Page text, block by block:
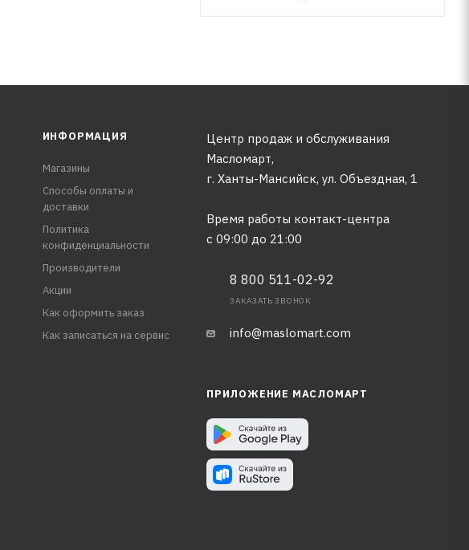
ИНФОРМАЦИЯ
Магазины
Способы оплаты и
доставки
Политика
конфиденциальности
Производители
Акции
Как оформить заказ
Как записаться на сервис
Центр продаж и обслуживания
Масломарт,
г. Ханты-Мансийск, ул. Объездная, 1
Время работы контакт-центра
с 09:00 до 21:00
8 800 511-02-92
ЗАКАЗАТЬ ЗВОНОК
info@maslomart.com
ПРИЛОЖЕНИЕ МАСЛОМАРТ